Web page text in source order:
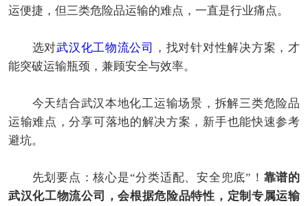
运便捷，但三类危险品运输的难点，一直是行业痛点。
选对武汉化工物流公司
，找对针对性解决方案，才
能突破运输瓶颈，兼顾安全与效率。
今天结合武汉本地化工运输场景，拆解三类危险品
运输难点，分享可落地的解决方案，新手也能快速参考
避坑。
先划要点：核心是“分类适配、安全兜底”！ 靠谱的
武汉化工物流公司，会根据危险品特性，定制专属运输